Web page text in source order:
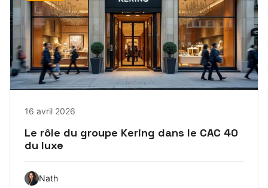
16 avril 2026
Le rôle du groupe Kering dans le CAC 40
du luxe
Nath